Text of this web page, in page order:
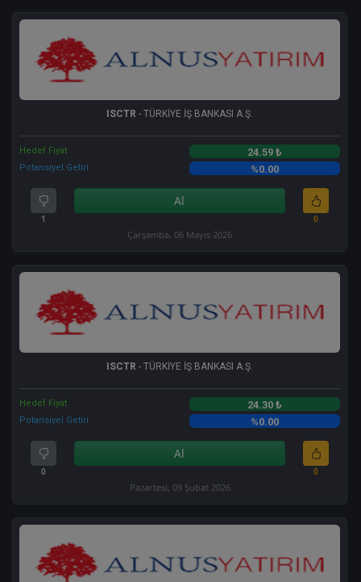
ISCTR - TÜRKİYE İŞ BANKASI A.Ş.
Hedef Fiyat 24.59 ₺
Potansiyel Getiri %0.00
1
Al
0
Çarşamba, 06 Mayıs 2026
ISCTR - TÜRKİYE İŞ BANKASI A.Ş.
Hedef Fiyat 24.30 ₺
Potansiyel Getiri %0.00
0
Al
0
Pazartesi, 09 Şubat 2026